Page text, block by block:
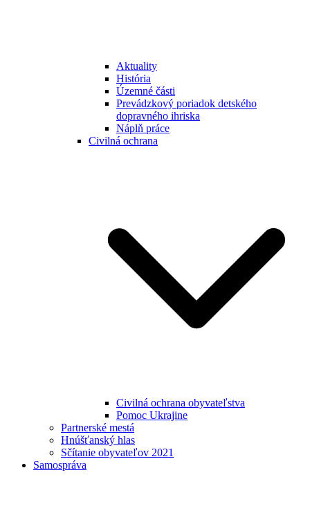
Aktuality
História
Územné části
Prevádzkový poriadok detského
dopravného ihriska
Náplň práce
Civilná ochrana
Civilná ochrana obyvateľstva
Pomoc Ukrajine
Partnerské mestá
Hnúšťanský hlas
Sčítanie obyvateľov 2021
Samospráva